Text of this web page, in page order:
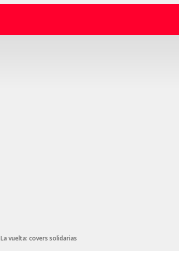
La vuelta: covers solidarias